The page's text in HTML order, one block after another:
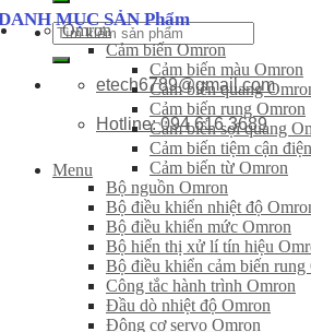
Tìm
kiếm:
etech6789@gmail.com
Hotline: 094 616 3689
Menu
MỤC SẢN Phẩm
Omron
Cảm biến Omron
Cảm biến màu Omron
Cảm biến quang
Cảm biến rung Omron
Cảm biến sợi quang
Cảm biến tiệm cận
Cảm biến từ Omron
Bộ nguồn Omron
Bộ điều khiển nhiệt độ
Bộ điều khiển mức Omron
Bộ hiển thị xử lí tín hiệu
Bộ điều khiển cảm biến rung
Công tắc hành trình Omron
Đầu dò nhiệt độ Omron
Động cơ servo Omron